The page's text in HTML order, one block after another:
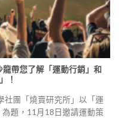
帶您了解「運動行銷」和
！
社團「燒賣研究所」以「運
題，11月18日邀請運動策